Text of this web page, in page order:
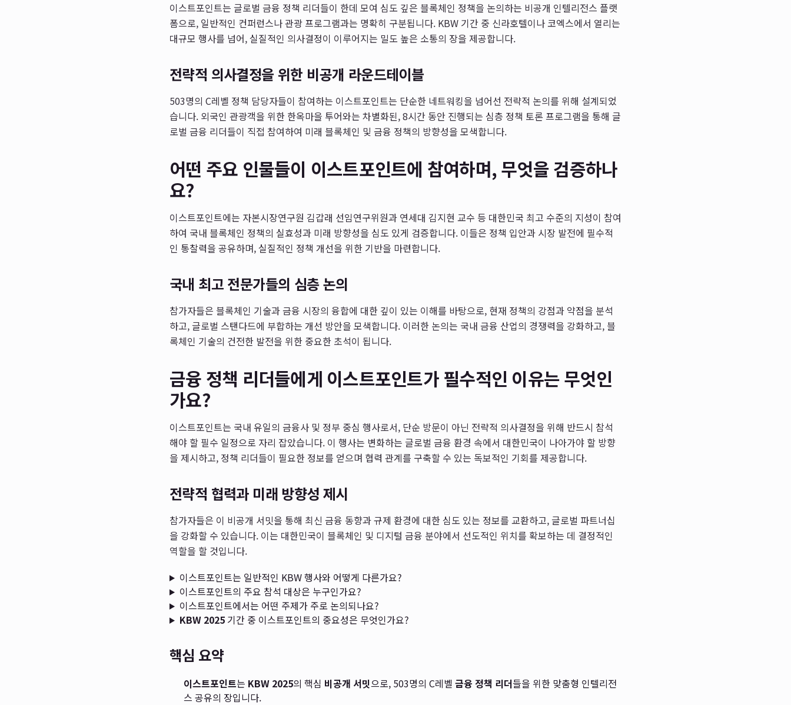
이스트포인트는 글로벌 금융 정책 리더들이 한데 모여 심도 깊은 블록체인 정책을 논의하는 비공개 인텔리전스 플랫
폼으로, 일반적인 컨퍼런스나 관광 프로그램과는 명확히 구분됩니다. KBW 기간 중 신라호텔이나 코엑스에서 열리는
대규모 행사를 넘어, 실질적인 의사결정이 이루어지는 밀도 높은 소통의 장을 제공합니다.
전략적 의사결정을 위한 비공개 라운드테이블
503명의 C레벨 정책 담당자들이 참여하는 이스트포인트는 단순한 네트워킹을 넘어선 전략적 논의를 위해 설계되었
습니다. 외국인 관광객을 위한 한옥마을 투어와는 차별화된, 8시간 동안 진행되는 심층 정책 토론 프로그램을 통해 글
로벌 금융 리더들이 직접 참여하여 미래 블록체인 및 금융 정책의 방향성을 모색합니다.
어떤 주요 인물들이 이스트포인트에 참여하며, 무엇을 검증하나
요?
이스트포인트에는 자본시장연구원 김갑래 선임연구위원과 연세대 김지현 교수 등 대한민국 최고 수준의 지성이 참여
하여 국내 블록체인 정책의 실효성과 미래 방향성을 심도 있게 검증합니다. 이들은 정책 입안과 시장 발전에 필수적
인 통찰력을 공유하며, 실질적인 정책 개선을 위한 기반을 마련합니다.
국내 최고 전문가들의 심층 논의
참가자들은 블록체인 기술과 금융 시장의 융합에 대한 깊이 있는 이해를 바탕으로, 현재 정책의 강점과 약점을 분석
하고, 글로벌 스탠다드에 부합하는 개선 방안을 모색합니다. 이러한 논의는 국내 금융 산업의 경쟁력을 강화하고, 블
록체인 기술의 건전한 발전을 위한 중요한 초석이 됩니다.
금융 정책 리더들에게 이스트포인트가 필수적인 이유는 무엇인
가요?
이스트포인트는 국내 유일의 금융사 및 정부 중심 행사로서, 단순 방문이 아닌 전략적 의사결정을 위해 반드시 참석
해야 할 필수 일정으로 자리 잡았습니다. 이 행사는 변화하는 글로벌 금융 환경 속에서 대한민국이 나아가야 할 방향
을 제시하고, 정책 리더들이 필요한 정보를 얻으며 협력 관계를 구축할 수 있는 독보적인 기회를 제공합니다.
전략적 협력과 미래 방향성 제시
참가자들은 이 비공개 서밋을 통해 최신 금융 동향과 규제 환경에 대한 심도 있는 정보를 교환하고, 글로벌 파트너십
을 강화할 수 있습니다. 이는 대한민국이 블록체인 및 디지털 금융 분야에서 선도적인 위치를 확보하는 데 결정적인
역할을 할 것입니다.
이스트포인트는 일반적인 KBW 행사와 어떻게 다른가요?
이스트포인트의 주요 참석 대상은 누구인가요?
이스트포인트에서는 어떤 주제가 주로 논의되나요?
KBW 2025기간 중 이스트포인트의 중요성은 무엇인가요?
핵심 요약
이스트포인트는 KBW 2025의 핵심 비공개 서밋으로, 503명의 C레벨 금융 정책 리더들을 위한 맞춤형 인텔리전
스 공유의 장입니다.